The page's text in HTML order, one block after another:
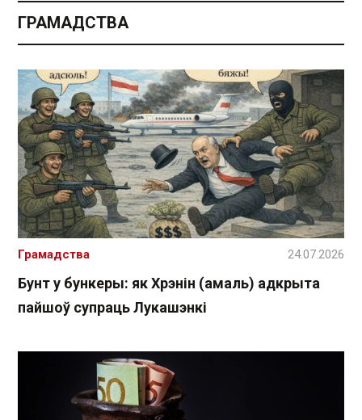
ГРАМАДСТВА
Бунт у бункеры: як Хрэнін (амаль) адкрыта
пайшоў супраць Лукашэнкі
Грамадства 24.07.2026